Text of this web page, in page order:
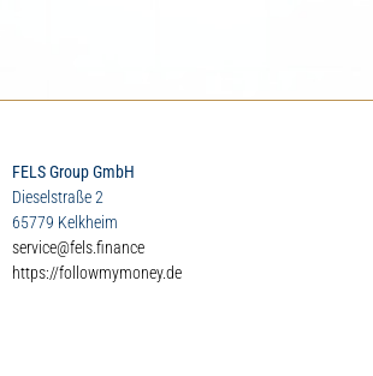
FELS Group GmbH
Dieselstraße 2
65779 Kelkheim
service@fels.finance
https://followmymoney.de